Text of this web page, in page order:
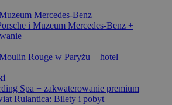
Mercedes-Benz
i Muzeum Mercedes-Benz +
Rouge w Paryżu + hotel
Spa + zakwaterowanie premium
Rulantica: Bilety i pobyt